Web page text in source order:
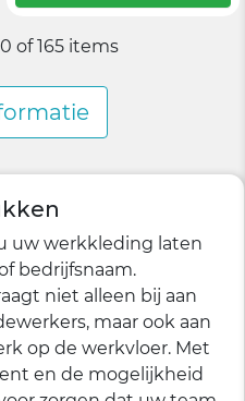
of 165 items
uw werkkleding laten
bedrijfsnaam.
niet alleen bij aan
maar ook aan
op de werkvloer. Met
en de mogelijkheid